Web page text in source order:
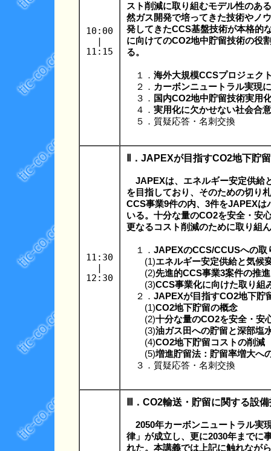
10:00
|
11:15
スト削減に取り組むモデル性のあ
然ガス開発で培ってきた技術やノ
発してきたCCS基盤技術が本格的
に向けてのCO2地中貯留技術の役
る。
１． 海外大規模CCSプロジェク
２． カーボンニュートラル実現
３． 国内CO2地中貯留技術実用
４． 実用化に欠かせない社会合
５．質疑応答・名刺交換
11:30
|
12:30
Ⅱ．JAPEXが目指すCO2地下貯
JAPEXは、エネルギー安定供給
を目指しており、そのための切り
CCS事業9件の内、3件をJAPEX
いる。十分な量のCO2を安全・安
更なるコスト削減のために取り組
１． JAPEXのCCS/CCUSへの取
(1)エネルギー安定供給と気候
(2)先進的CCS事業3案件の推進
(3)CCS事業化に向けた取り組
２． JAPEXが目指すCO2地下貯
(1)CO2地下貯留の概念
(2)十分な量のCO2を安全・安
(3)油ガス田への貯留と深部塩
(4)CO2地下貯留コストの削減
(5)増進貯留法：貯留率増大へ
３．質疑応答・名刺交換
Ⅲ．CO2輸送・貯留に関する設
2050年カーボンニュートラル実
律」が成立し、更に2030年までに
れた。本講義では上記に触れなが